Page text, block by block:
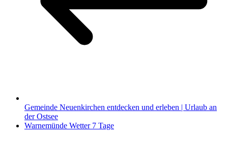
Gemeinde Neuenkirchen entdecken und erleben | Urlaub an
der Ostsee
Warnemünde Wetter 7 Tage